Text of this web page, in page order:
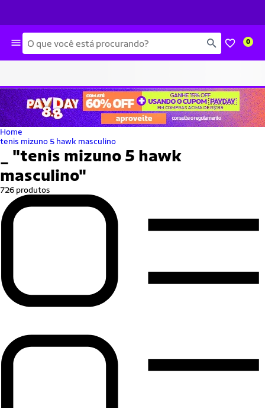
Busca 0
Home
tenis mizuno 5 hawk masculino
"tenis mizuno 5 hawk
masculino"
726 produtos